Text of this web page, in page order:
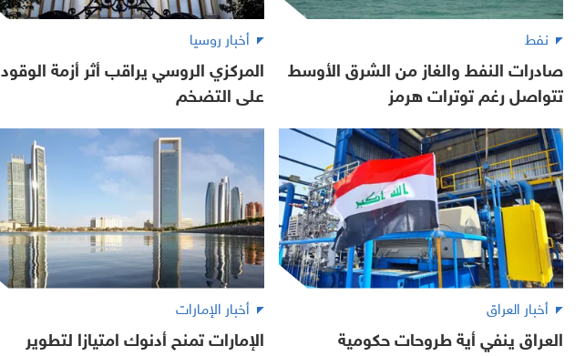
نفط
صادرات النفط والغاز من الشرق الأوسط
تتواصل رغم توترات هرمز
أخبار روسيا
المركزي الروسي يراقب أثر أزمة الوقود
على التضخم
أخبار العراق
العراق ينفي أية طروحات حكومية
أخبار الإمارات
الإمارات تمنح أدنوك امتيازا لتطوير